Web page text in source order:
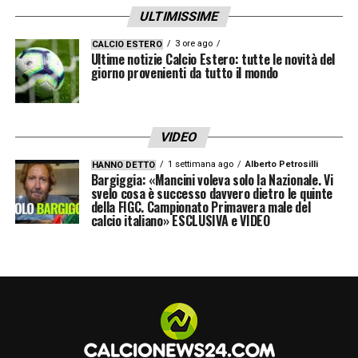
Amorimpotrà contare su un difensore
giovane, già abituato alla Serie A e
considerato uno dei profili più adatti per
completare la nuova linea difensiva
con margini di crescita e caratteristiche
ideali per inserirsi nel progetto tecnico del
Milan.
ULTIMISSIME
CALCIO ESTERO 3 ore ago
Ultime notizie Calcio Estero: tutte le novità del
giorno provenienti da tutto il mondo
VIDEO
HANNO DETTO 1 settimana ago Alberto Petrosilli
Bargiggia: «Mancini voleva solo la Nazionale. Vi
svelo cosa è successo davvero dietro le quinte
della FIGC. Campionato Primavera male del
calcio italiano» ESCLUSIVA e VIDEO